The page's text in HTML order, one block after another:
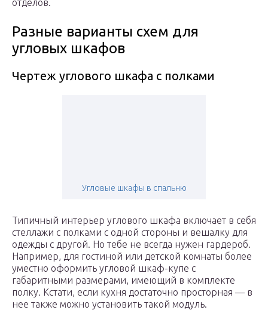
отделов.
Разные варианты схем для
угловых шкафов
Чертеж углового шкафа с полками
Угловые шкафы в спальню
Типичный интерьер углового шкафа включает в себя
стеллажи с полками с одной стороны и вешалку для
одежды с другой. Но тебе не всегда нужен гардероб.
Например, для гостиной или детской комнаты более
уместно оформить угловой шкаф-купе с
габаритными размерами, имеющий в комплекте
полку. Кстати, если кухня достаточно просторная — в
нее также можно установить такой модуль.